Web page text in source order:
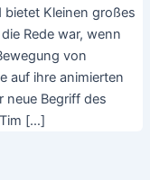
Kleinen großes
Rede war, wenn
von
auf ihre animierten
neue Begriff des
[…]